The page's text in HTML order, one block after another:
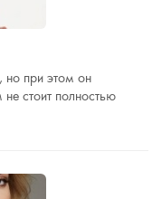
но при этом он
стоит полностью